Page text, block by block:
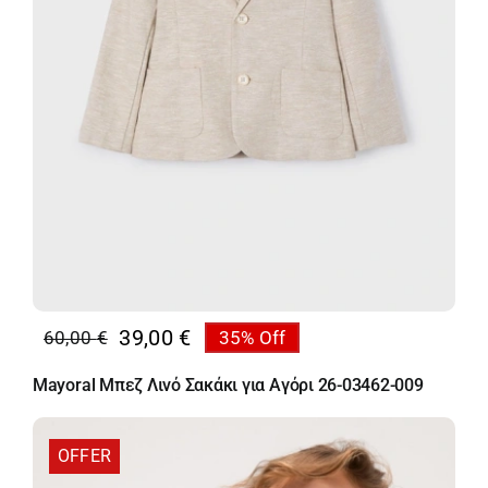
60,00€
Original
price
was:
39,00 €
Η
τρέχουσα
τιμή
39,00 €.
35% Off
Mayoral Μπεζ Λινό Σακάκι για Αγόρι 26-03462-009
OFFER